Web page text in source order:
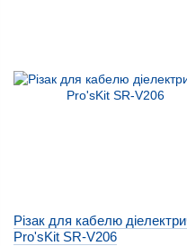
Різак для кабелю
Pro'sKit SR-V206